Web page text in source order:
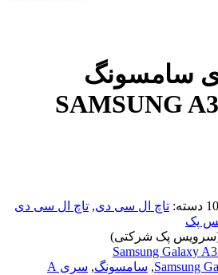
سامسونگ
SAMSUNG
تاچ ال سی دی,تاچ ال سی دی
پک شرکتی)
Samsung
,سامسونگ,سری A